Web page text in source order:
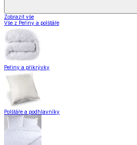
Zobrazit vše
Vše z Peřiny a polštáře
Peřiny a přikrývky
Polštáře a podhlavníky